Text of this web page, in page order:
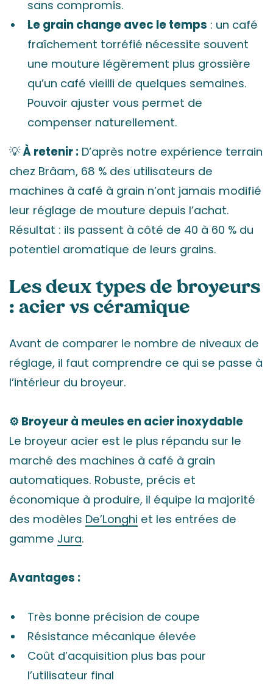
sans compromis.
Le grain change avec le temps : un café
fraîchement torréfié nécessite souvent
une mouture légèrement plus grossière
qu’un café vieilli de quelques semaines.
Pouvoir ajuster vous permet de
compenser naturellement.
💡À retenir : D’après notre expérience terrain
chez Brâam, 68 % des utilisateurs de
machines à café à grain n’ont jamais modifié
leur réglage de mouture depuis l’achat.
Résultat : ils passent à côté de 40 à 60 % du
potentiel aromatique de leurs grains.
Les deux types de broyeurs
: acier vs céramique
Avant de comparer le nombre de niveaux de
réglage, il faut comprendre ce qui se passe à
l’intérieur du broyeur.
⚙️ Broyeur à meules en acier inoxydable
Le broyeur acier est le plus répandu sur le
marché des machines à café à grain
automatiques. Robuste, précis et
économique à produire, il équipe la majorité
des modèles De’Longhi et les entrées de
gamme Jura.
Avantages :
Très bonne précision de coupe
Résistance mécanique élevée
Coût d’acquisition plus bas pour
l’utilisateur final